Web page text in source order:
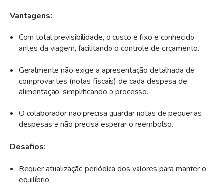
Vantagens:
Com total previsibilidade, o custo é fixo e conhecido
antes da viagem, facilitando o controle de orçamento.
Geralmente não exige a apresentação detalhada de
comprovantes (notas fiscais) de cada despesa de
alimentação, simplificando o processo.
O colaborador não precisa guardar notas de pequenas
despesas e não precisa esperar o reembolso.
Desafios:
Requer atualização periódica dos valores para manter o
equilíbrio.